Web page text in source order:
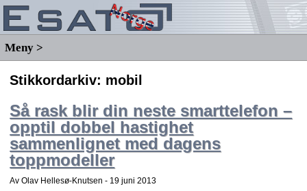
Meny >
Stikkordarkiv: mobil
Så rask blir din neste smarttelefon –
opptil dobbel hastighet
sammenlignet med dagens
toppmodeller
Av Olav Hellesø-Knutsen - 19 juni 2013